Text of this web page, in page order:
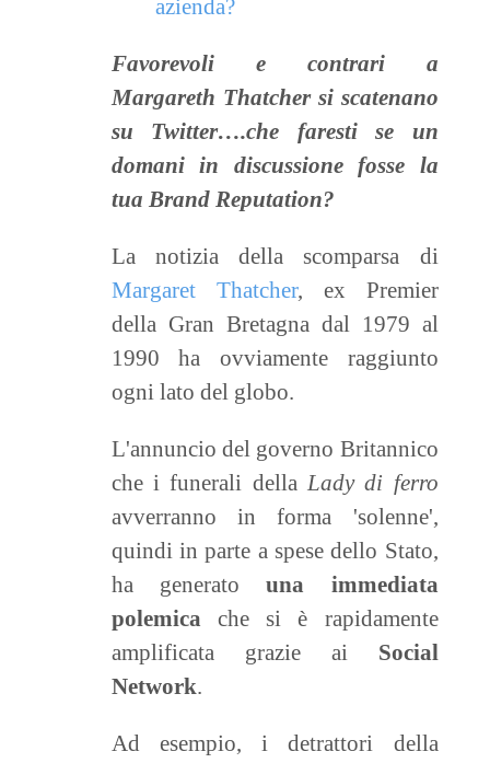
Favorevoli e contrari a
Margareth Thatcher si scatenano
su Twitter….che faresti se un
domani in discussione fosse la
tua Brand Reputation?
La notizia della scomparsa di
Margaret Thatcher, ex Premier
della Gran Bretagna dal 1979 al
1990 ha ovviamente raggiunto
ogni lato del globo.
L'annuncio del governo Britannico
che i funerali della Lady di ferro
avverranno in forma 'solenne',
quindi in parte a spese dello Stato,
ha generatouna immediata
polemica che si è rapidamente
amplificata grazie ai Social
Network.
Ad esempio, i detrattori della